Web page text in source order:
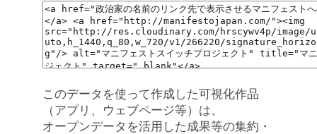
このデータを使って作成した可視化作品
（アプリ、ウェブページ等）は、
オープンデータを活用した成果等の集約・